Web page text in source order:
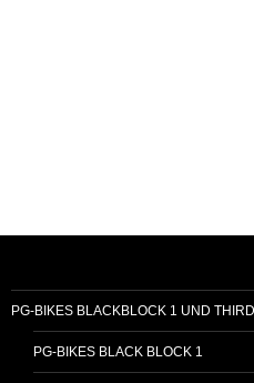
PG-BIKES BLACKBLOCK 1 UND
PG-BIKES BLACK BLOCK 1